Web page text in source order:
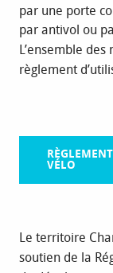
par une porte
par antivol ou
L’ensemble
règlement
VÉLO
Le territoire
soutien de la